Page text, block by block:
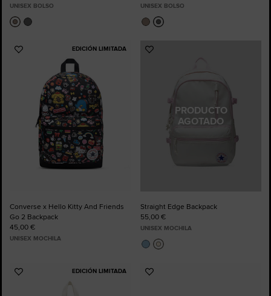
UNISEX BOLSO UNISEX BOLSO
EDICIÓN LIMITADA
Añadir
Converse x Hello Kitty And Friends
Go 2 Backpack
45,00 €
UNISEX MOCHILA
PRODUCTO
AGOTADO
Añadir
Straight Edge Backpack
55,00 €
UNISEX MOCHILA
EDICIÓN LIMITADA
Añadir
Añadir